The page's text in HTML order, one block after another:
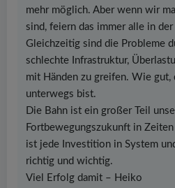
mehr möglich. Aber wenn wir
sind, feiern das immer alle in der
Gleichzeitig sind die Probleme
schlechte Infrastruktur,
mit Händen zu greifen. Wie gut,
unterwegs bist.
Die Bahn ist ein großer Teil
Fortbewegungszukunft in
ist jede Investition in System
richtig und wichtig.
Viel Erfolg damit – Heiko